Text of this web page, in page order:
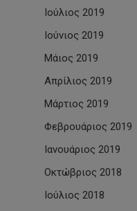
Ιούλιος 2019
Ιούνιος 2019
Μάιος 2019
Απρίλιος 2019
Μάρτιος 2019
Φεβρουάριος 2019
Ιανουάριος 2019
Οκτώβριος 2018
Ιούλιος 2018